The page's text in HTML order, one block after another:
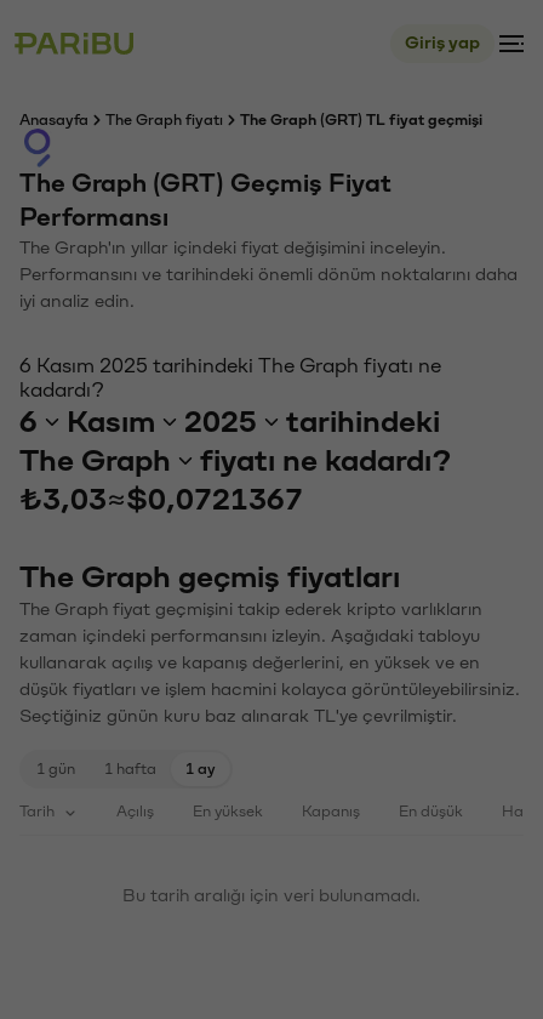
Giriş yap
Anasayfa The Graph fiyatı The Graph (GRT) TL fiyat geçmişi
The Graph (GRT) Geçmiş Fiyat
Performansı
The Graph'ın yıllar içindeki fiyat değişimini inceleyin.
Performansını ve tarihindeki önemli dönüm noktalarını daha
iyi analiz edin.
6 Kasım 2025 tarihindeki The Graph fiyatı ne
kadardı?
6 Kasım 2025
tarihindeki
The Graph
fiyatı ne kadardı?
₺3,03≈$0,0721367
The Graph geçmiş fiyatları
The Graph fiyat geçmişini takip ederek kripto varlıkların
zaman içindeki performansını izleyin. Aşağıdaki tabloyu
kullanarak açılış ve kapanış değerlerini, en yüksek ve en
düşük fiyatları ve işlem hacmini kolayca görüntüleyebilirsiniz.
Seçtiğiniz günün kuru baz alınarak TL'ye çevrilmiştir.
1 gün 1 hafta 1 ay
Tarih Açılış En yüksek Kapanış En düşük
Bu tarih aralığı için veri bulunamadı.